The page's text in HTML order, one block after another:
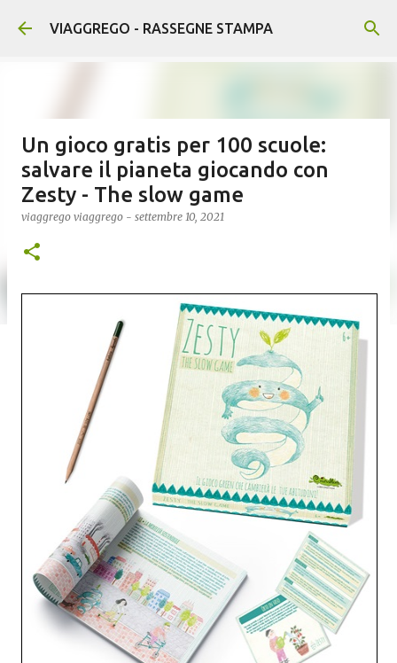
Passa ai contenuti principali
VIAGGREGO - RASSEGNE STAMPA
Un gioco gratis per 100 scuole:
salvare il pianeta giocando con
Zesty - The slow game
viaggrego viaggrego - settembre 10, 2021